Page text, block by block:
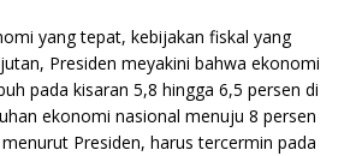
yang tepat, kebijakan fiskal yang
Presiden meyakini bahwa ekonomi
pada kisaran 5,8 hingga 6,5 persen di
ekonomi nasional menuju 8 persen
Presiden, harus tercermin pada